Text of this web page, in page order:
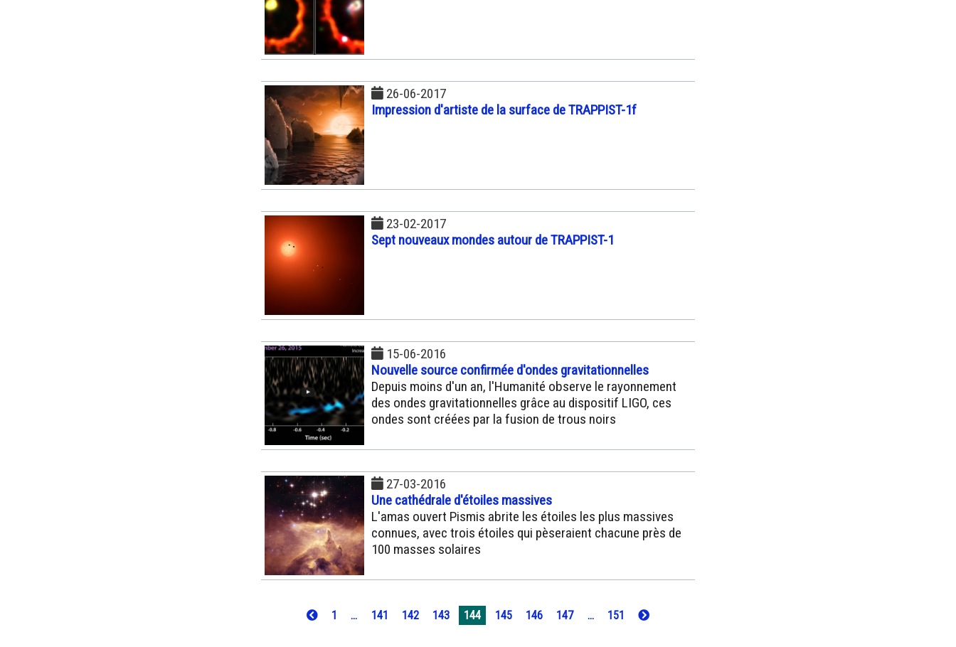
26-06-2017
Impression d'artiste de la surface de TRAPPIST-1f
23-02-2017
Sept nouveaux mondes autour de TRAPPIST-1
15-06-2016
Nouvelle source confirmée d'ondes gravitationnelles
Depuis moins d'un an, l'Humanité observe le rayonnement
des ondes gravitationnelles grâce au dispositif LIGO, ces
ondes sont créées par la fusion de trous noirs
27-03-2016
Une cathédrale d'étoiles massives
L'amas ouvert Pismis abrite les étoiles les plus massives
connues, avec trois étoiles qui pèseraient chacune près de
100 masses solaires
1 ... 141 142 143 144 145 146 147 ... 151